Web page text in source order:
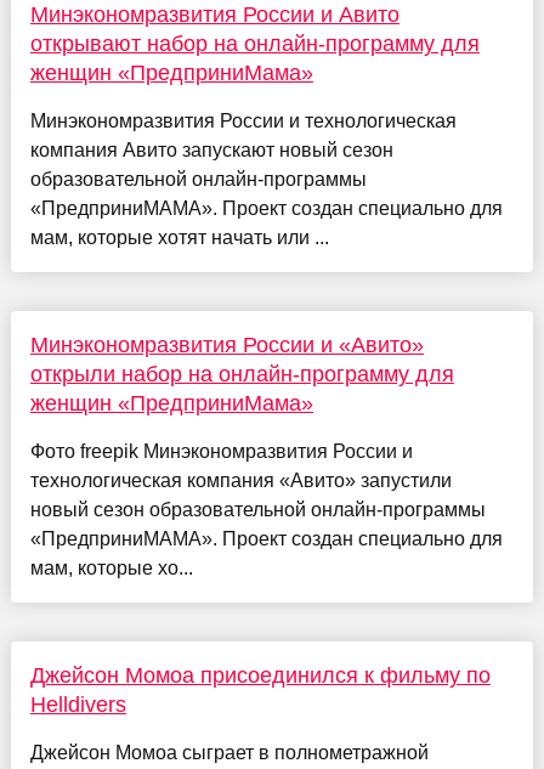
Минэкономразвития России и Авито
открывают набор на онлайн-программу для
женщин «ПредприниМама»
Минэкономразвития России и технологическая
компания Авито запускают новый сезон
образовательной онлайн-программы
«ПредприниМАМА». Проект создан специально для
мам, которые хотят начать или ...
Минэкономразвития России и «Авито»
открыли набор на онлайн-программу для
женщин «ПредприниМама»
Фото freepik Минэкономразвития России и
технологическая компания «Авито» запустили
новый сезон образовательной онлайн-программы
«ПредприниМАМА». Проект создан специально для
мам, которые хо...
Джейсон Момоа присоединился к фильму по
Helldivers
Джейсон Момоа сыграет в полнометражной